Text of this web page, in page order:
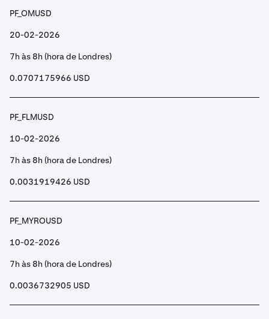
PF_OMUSD
20-02-2026
7h às 8h (hora de Londres)
0.0707175966 USD
PF_FLMUSD
10-02-2026
7h às 8h (hora de Londres)
0.0031919426 USD
PF_MYROUSD
10-02-2026
7h às 8h (hora de Londres)
0.0036732905 USD